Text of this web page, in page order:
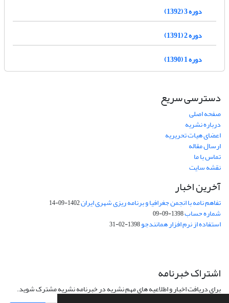
دوره 3 (1392)
دوره 2 (1391)
دوره 1 (1390)
دسترسی سریع
صفحه اصلی
درباره نشریه
اعضای هیات تحریریه
ارسال مقاله
تماس با ما
نقشه سایت
آخرین اخبار
تفاهم نامه با انجمن جغرافیا و برنامه ریزی شهری ایران1402-09-14
شماره حساب1398-09-09
استفاده از نرم افزار همانندجو1398-02-31
اشتراک خبرنامه
برای دریافت اخبار و اطلاعیه های مهم نشریه در خبرنامه نشریه مشترک شوید.